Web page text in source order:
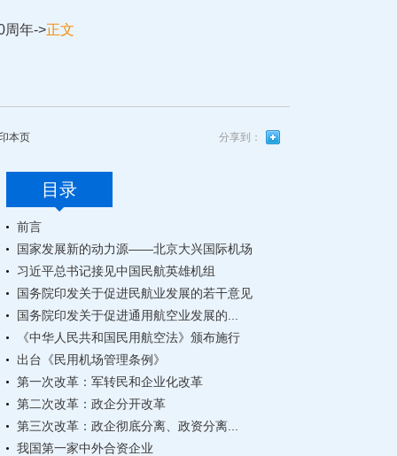
周年->正文
本页 分享到：
目录
前言
国家发展新的动力源——北京大兴国际机场
习近平总书记接见中国民航英雄机组
国务院印发关于促进民航业发展的若干意见
国务院印发关于促进通用航空业发展的...
《中华人民共和国民用航空法》颁布施行
出台《民用机场管理条例》
第一次改革：军转民和企业化改革
第二次改革：政企分开改革
第三次改革：政企彻底分离、政资分离...
我国第一家中外合资企业